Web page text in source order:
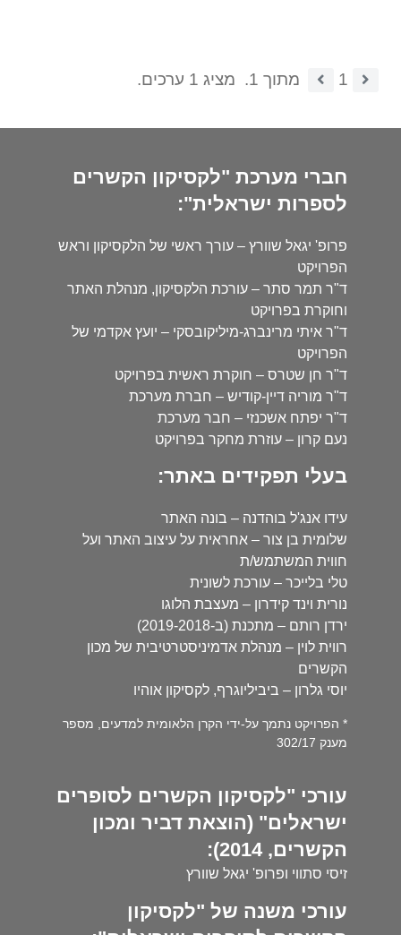
1 מתוך 1. מציג 1 ערכים.
חברי מערכת "לקסיקון הקשרים
לספרות ישראלית":
פרופ' יגאל שוורץ – עורך ראשי של הלקסיקון וראש
הפרויקט
ד"ר תמר סתר – עורכת הלקסיקון, מנהלת האתר
וחוקרת בפרויקט
ד"ר איתי מרינברג-מיליקובסקי – יועץ אקדמי של
הפרויקט
ד"ר חן שטרס – חוקרת ראשית בפרויקט
ד"ר מוריה דיין-קודיש – חברת מערכת
ד"ר יפתח אשכנזי – חבר מערכת
נעם קרון – עוזרת מחקר בפרויקט
בעלי תפקידים באתר:
עידו אנג'ל בוהדנה – בונה האתר
שלומית בן צור – אחראית על עיצוב האתר ועל
חווית המשתמש/ת
טלי בלייכר – עורכת לשונית
נורית וינד קידרון – מעצבת הלוגו
ירדן רותם – מתכנת (ב-2019-2018)
רווית לוין – מנהלת אדמיניסטרטיבית של מכון
הקשרים
יוסי גלרון – ביביליוגרף, לקסיקון אוהיו
* הפרויקט נתמך על-ידי הקרן הלאומית למדעים, מספר
מענק 302/17
עורכי "לקסיקון הקשרים לסופרים
ישראלים" (הוצאת דביר ומכון
הקשרים, 2014):
זיסי סתווי ופרופ' יגאל שוורץ
עורכי משנה של "לקסיקון